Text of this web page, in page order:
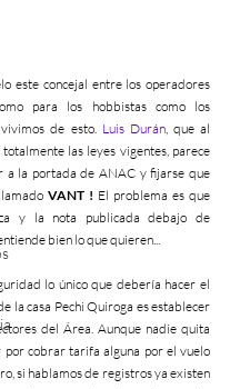
este concejal entre los operadores
para los hobbistas como los
de esto. Luis Durán, que al
las leyes vigentes, parece
a la portada de ANAC y fijarse que
VANT ! El problema es que
y la nota publicada debajo de
bien lo que quieren...
lo único que debería hacer el
la casa Pechi Quiroga es establecer
del Área. Aunque nadie quita
por cobrar tarifa alguna por el vuelo
si hablamos de registros ya existen